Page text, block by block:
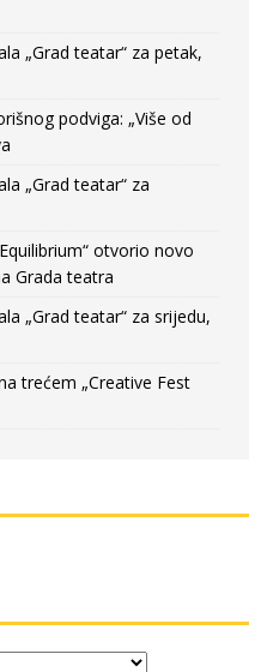
„Grad teatar“ za petak,
podviga: „Više od
„Grad teatar“ za
otvorio novo
Grada teatra
„Grad teatar“ za srijedu,
trećem „Creative Fest